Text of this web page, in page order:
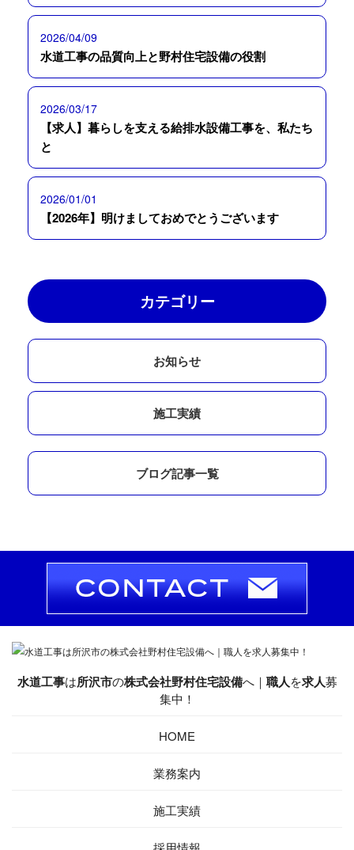
2026/04/09
水道工事の品質向上と野村住宅設備の役割
2026/03/17
【求人】暮らしを支える給排水設備工事を、私たち
と
2026/01/01
【2026年】明けましておめでとうございます
カテゴリー
お知らせ
施工実績
ブログ記事一覧
水道工事は所沢市の株式会社野村住宅設備へ｜ 職人を求人募
集中！
HOME
業務案内
施工実績